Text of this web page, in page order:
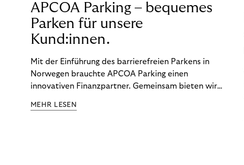
APCOA Parking – bequemes
Parken für unsere
Kund:innen.
Mit der Einführung des barrierefreien Parkens in
Norwegen brauchte APCOA Parking einen
innovativen Finanzpartner. Gemeinsam bieten wir
Erlebnis.
MEHR LESEN